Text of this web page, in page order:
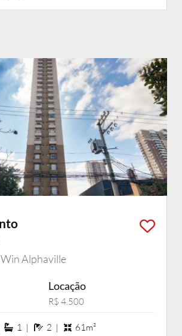
Alphaville
Locação
R$ 4.500
1 suítes
1 | 2 banheiros
2 | 61m²